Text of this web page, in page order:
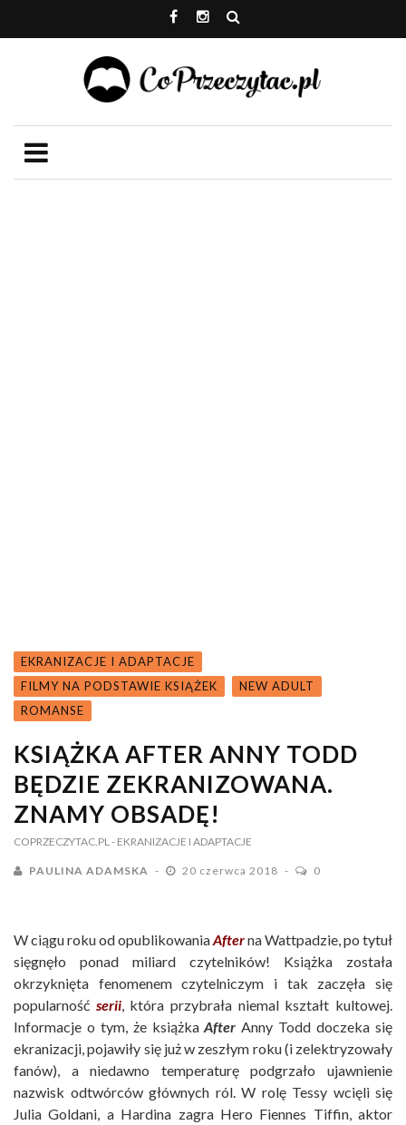
EKRANIZACJE I ADAPTACJE
FILMY NA PODSTAWIE KSIĄŻEK
NEW ADULT
ROMANSE
KSIĄŻKA AFTER ANNY TODD
BĘDZIE ZEKRANIZOWANA.
ZNAMY OBSADĘ!
COPRZECZYTAC.PL - EKRANIZACJE I ADAPTACJE
PAULINA ADAMSKA 20 czerwca 2018 0
W ciągu roku od opublikowaniaAfterna Wattpadzie, po tytuł
sięgnęło ponad miliard czytelników! Książka została
okrzyknięta fenomenem czytelniczym i tak zaczęła się
popularność serii, która przybrała niemal kształt kultowej.
Informacje o tym, że książkaAfter Anny Todd doczeka się
ekranizacji, pojawiły się już w zeszłym roku (i zelektryzowały
fanów), a niedawno temperaturę podgrzało ujawnienie
nazwisk odtwórców głównych ról. W rolę Tessy wcięli się
Julia Goldani, a Hardina zagra Hero Fiennes Tiffin, aktor